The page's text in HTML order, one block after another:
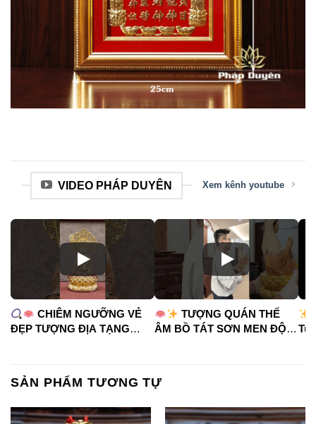
VIDEO PHÁP DUYÊN Xem kênh youtube
CHIÊM NGƯỠNG VẺ
ĐẸP TƯỢNG ĐỊA TẠNG
#tuongphat
#diatangvuongbotat
TƯỢNG QUÁN THẾ
ÂM BỒ TÁT SƠN MEN ĐỘ
SẢN PHẨM TƯƠNG TỰ